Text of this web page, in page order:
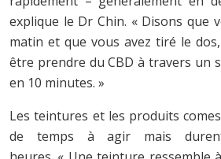
explique le Dr Chin. « Disons que
matin et que vous avez tiré le
être prendre du CBD à travers un
en 10 minutes. »
Les teintures et les produits
de temps à agir mais